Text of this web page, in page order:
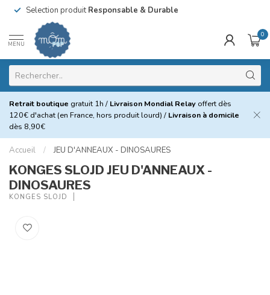
Selection produitResponsable & Durable
MENU
0
Retrait boutique gratuit 1h / Livraison Mondial Relay offert dès
120€ d'achat (en France, hors produit lourd) / Livraison à domicile
dès 8,90€
Accueil / JEU D'ANNEAUX - DINOSAURES
KONGES SLOJD JEU D'ANNEAUX -
DINOSAURES
KONGES SLOJD